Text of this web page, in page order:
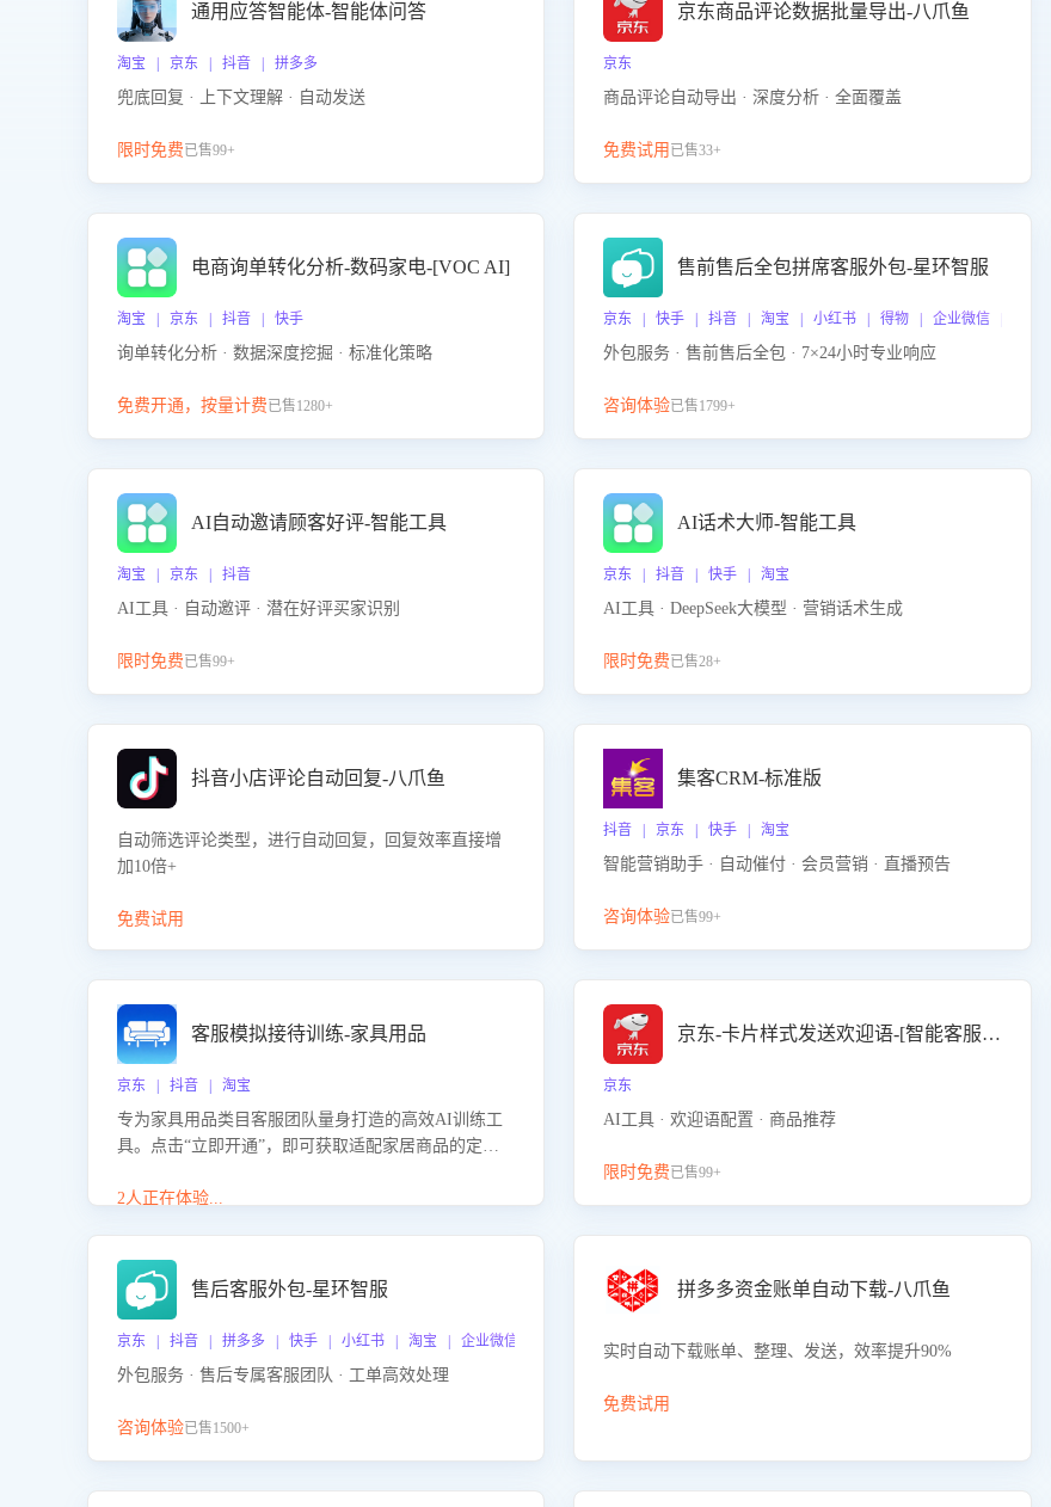
通用应答智能体-智能体问答
淘宝 | 京东 | 抖音 | 拼多多
兜底回复 · 上下文理解 · 自动发送
限时免费已售99+
京东商品评论数据批量导出-八爪鱼
京东
商品评论自动导出 · 深度分析 · 全面覆盖
免费试用 已售33+
电商询单转化分析-数码家电-[VOC AI]
淘宝 | 京东 | 抖音 | 快手
询单转化分析 · 数据深度挖掘 · 标准化策略
免费开通，按量计费已售1280+
售前售后全包拼席客服外包-星环智服
京东 | 快手 | 抖音 | 淘宝 | 小红书 | 得物 | 企业微信 | 跨平台
外包服务 · 售前售后全包 · 7×24小时专业响应
咨询体验已售1799+
AI自动邀请顾客好评-智能工具
淘宝 | 京东 | 抖音
AI工具 · 自动邀评 · 潜在好评买家识别
限时免费已售99+
AI话术大师-智能工具
京东 | 抖音 | 快手 | 淘宝
AI工具 · DeepSeek大模型 · 营销话术生成
限时免费已售28+
抖音小店评论自动回复-八爪鱼
自动筛选评论类型，进行自动回复，回复效率直接增
加10倍+
免费试用
集客CRM-标准版
抖音 | 京东 | 快手 | 淘宝
智能营销助手 · 自动催付 · 会员营销 · 直播预告
咨询体验已售99+
客服模拟接待训练-家具用品
京东 | 抖音 | 淘宝
专为家具用品类目客服团队量身打造的高效AI训练工
具。点击“立即开通”，即可获取适配家居商品的定制
客服在家具用品功能、尺寸参数咨询等高频场景下的
2人正在体验...
京东-卡片样式发送欢迎语-[智能客服机器人]
京东
AI工具 · 欢迎语配置 · 商品推荐
限时免费已售99+
售后客服外包-星环智服
京东 | 抖音 | 拼多多 | 快手 | 小红书 | 淘宝 | 企业微信
外包服务 · 售后专属客服团队 · 工单高效处理
咨询体验已售1500+
拼多多资金账单自动下载-八爪鱼
实时自动下载账单、整理、发送，效率提升90%
免费试用